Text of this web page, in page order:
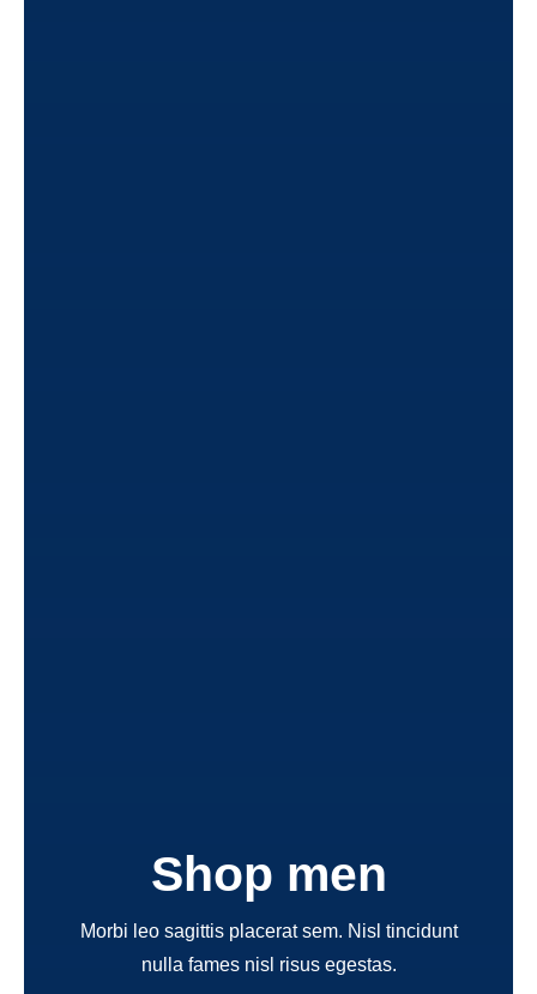
Shop men
Morbi leo sagittis placerat sem. Nisl tincidunt
nulla fames nisl risus egestas.